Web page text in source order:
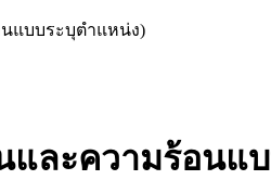
แบบระบุตำแหน่ง)
ละความร้อนแ